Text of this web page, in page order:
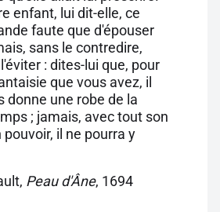
enfant, lui dit-elle, ce
faute que d'épouser
sans le contredire,
: dites-lui que, pour
que vous avez, il
donne une robe de la
; jamais, avec tout son
il ne pourra y
Peau d'Âne, 1694